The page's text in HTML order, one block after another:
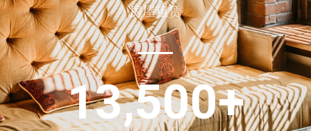
房屋租赁
13,500+